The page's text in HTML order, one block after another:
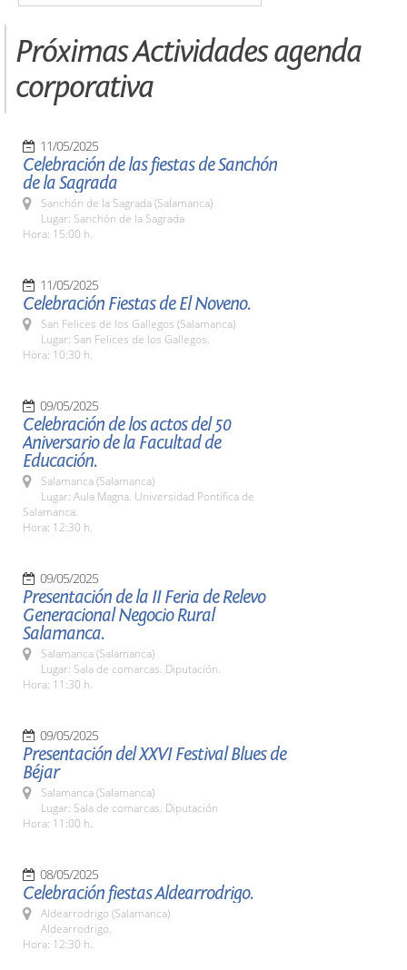
Próximas Actividades agenda
corporativa
11/05/2025
Celebración de las fiestas de Sanchón
de la Sagrada
Sanchón de la Sagrada (Salamanca)
Lugar: Sanchón de la Sagrada
Hora: 15:00 h.
11/05/2025
Celebración Fiestas de El Noveno.
San Felices de los Gallegos (Salamanca)
Lugar: San Felices de los Gallegos.
Hora: 10:30 h.
09/05/2025
Celebración de los actos del 50
Aniversario de la Facultad de
Educación.
Salamanca (Salamanca)
Lugar: Aula Magna. Universidad Pontifica de
Salamanca.
Hora: 12:30 h.
09/05/2025
Presentación de la II Feria de Relevo
Generacional Negocio Rural
Salamanca.
Salamanca (Salamanca)
Lugar: Sala de comarcas. Diputación.
Hora: 11:30 h.
09/05/2025
Presentación del XXVI Festival Blues de
Béjar
Salamanca (Salamanca)
Lugar: Sala de comarcas. Diputación
Hora: 11:00 h.
08/05/2025
Celebración fiestas Aldearrodrigo.
Aldearrodrigo (Salamanca)
Aldearrodrigo.
Hora: 12:30 h.